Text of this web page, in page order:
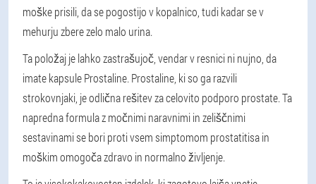
moške prisili, da se pogostijo v kopalnico, tudi kadar se v
mehurju zbere zelo malo urina.
Ta položaj je lahko zastrašujoč, vendar v resnici ni nujno, da
imate kapsule Prostaline. Prostaline, ki so ga razvili
strokovnjaki, je odlična rešitev za celovito podporo prostate. Ta
napredna formula z močnimi naravnimi in zeliščnimi
sestavinami se bori proti vsem simptomom prostatitisa in
moškim omogoča zdravo in normalno življenje.